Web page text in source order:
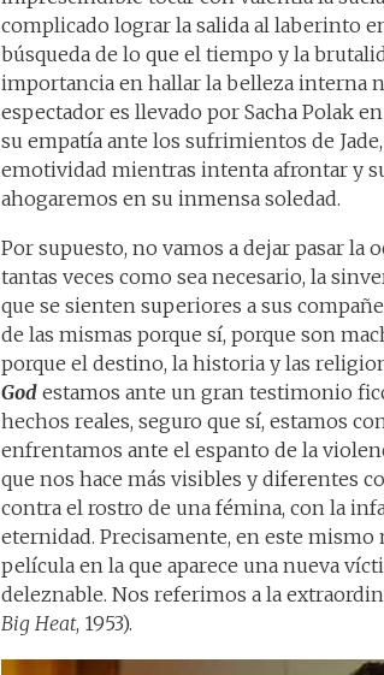
complicado lograr la salida al laberinto
búsqueda de lo que el tiempo y la
importancia en hallar la belleza interna
espectador es llevado por Sacha Polak
su empatía ante los sufrimientos de
emotividad mientras intenta afrontar y
ahogaremos en su inmensa soledad.
Por supuesto, no vamos a dejar pasar la
tantas veces como sea necesario, la
que se sienten superiores a sus
de las mismas porque sí, porque son
porque el destino, la historia y las
God estamos ante un gran testimonio
hechos reales, seguro que sí, estamos
enfrentamos ante el espanto de la
que nos hace más visibles y diferentes
contra el rostro de una fémina, con la
eternidad. Precisamente, en este
película en la que aparece una nueva
deleznable. Nos referimos a la
Big Heat, 1953).